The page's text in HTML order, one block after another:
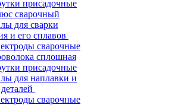
присадочные
сварочный
для сварки
и его сплавов
сварочные
сплошная
присадочные
для наплавки и
сварочные